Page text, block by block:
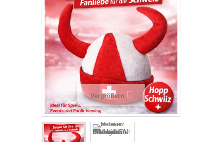
Vergrößern